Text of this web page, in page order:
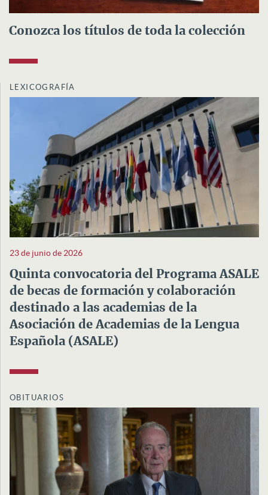
Conozca los títulos de toda la colección
LEXICOGRAFÍA
23 de junio de 2026
Quinta convocatoria del Programa ASALE
de becas de formación y colaboración
destinado a las academias de la
Asociación de Academias de la Lengua
Española (ASALE)
OBITUARIOS